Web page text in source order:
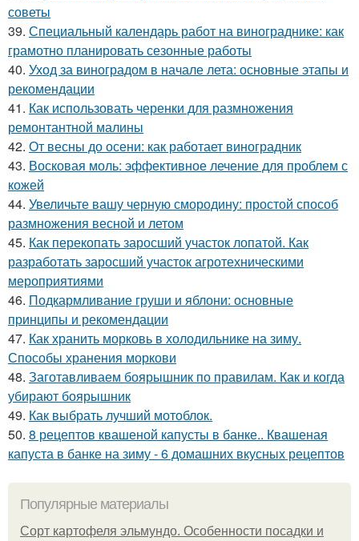
советы
39. Специальный календарь работ на винограднике: как
грамотно планировать сезонные работы
40. Уход за виноградом в начале лета: основные этапы и
рекомендации
41. Как использовать черенки для размножения
ремонтантной малины
42. От весны до осени: как работает виноградник
43. Восковая моль: эффективное лечение для проблем с
кожей
44. Увеличьте вашу черную смородину: простой способ
размножения весной и летом
45. Как перекопать заросший участок лопатой. Как
разработать заросший участок агротехническими
мероприятиями
46. Подкармливание груши и яблони: основные
принципы и рекомендации
47. Как хранить морковь в холодильнике на зиму.
Способы хранения моркови
48. Заготавливаем боярышник по правилам. Как и когда
убирают боярышник
49. Как выбрать лучший мотоблок.
50. 8 рецептов квашеной капусты в банке.. Квашеная
капуста в банке на зиму - 6 домашних вкусных рецептов
Популярные материалы
Сорт картофеля эльмундо. Особенности посадки и